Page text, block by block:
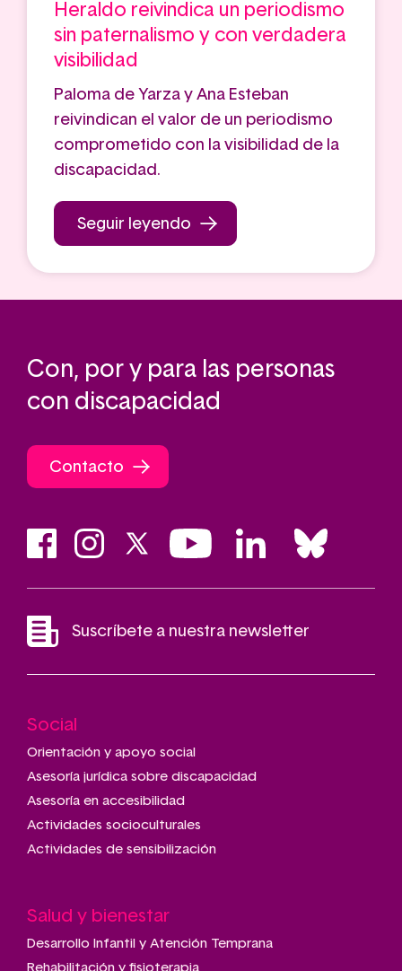
Heraldo reivindica un periodismo
sin paternalismo y con verdadera
visibilidad
Paloma de Yarza y Ana Esteban
reivindican el valor de un periodismo
comprometido con la visibilidad de la
discapacidad.
Seguir leyendo
Con, por y para las personas
con discapacidad
Contacto
Suscríbete a nuestra newsletter
Main
navigation
Social
Orientación y apoyo social
Asesoría jurídica sobre discapacidad
Asesoría en accesibilidad
Actividades socioculturales
Actividades de sensibilización
Salud y bienestar
Desarrollo Infantil y Atención Temprana
Rehabilitación y fisioterapia